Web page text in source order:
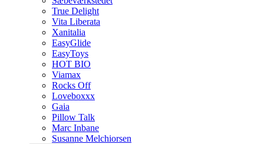
True Delight
Vita Liberata
Xanitalia
EasyGlide
EasyToys
HOT BIO
Viamax
Rocks Off
Loveboxxx
Gaia
Pillow Talk
Marc Inbane
Susanne Melchiorsen